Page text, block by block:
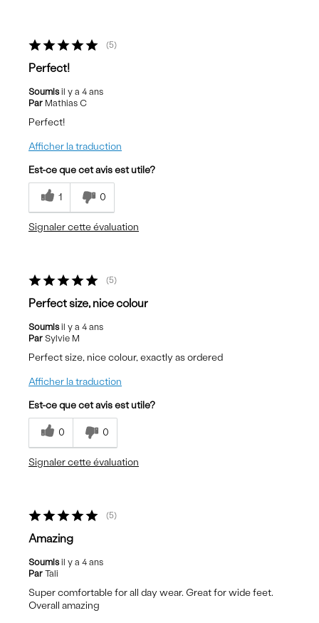
5
Perfect!
Soumisil y a 4 ans
Par Mathias C
Perfect!
Afficher la traduction
Est-ce que cet avis est utile?
1 0
Signaler cette évaluation
5
Perfect size, nice colour
Soumisil y a 4 ans
Par Sylvie M
Perfect size, nice colour, exactly as ordered
Afficher la traduction
Est-ce que cet avis est utile?
0 0
Signaler cette évaluation
5
Amazing
Soumisil y a 4 ans
Par Tali
Super comfortable for all day wear. Great for wide feet.
Overall amazing